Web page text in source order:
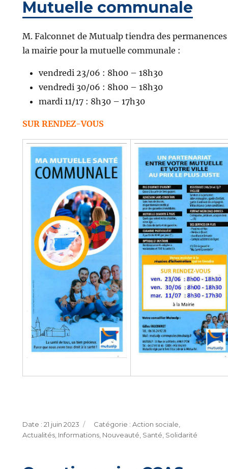
Mutuelle communale
M. Falconnet de Mutualp tiendra des permanences
la mairie pour la mutuelle communale :
vendredi 23/06 : 8h00 – 18h30
vendredi 30/06 : 8h00 – 18h30
mardi 11/17 : 8h30 – 17h30
SUR RENDEZ-VOUS
Publié
le
21 juin 2023 Catégories
Action sociale,
Actualités, Informations, Nouveauté, Santé, Solidarité